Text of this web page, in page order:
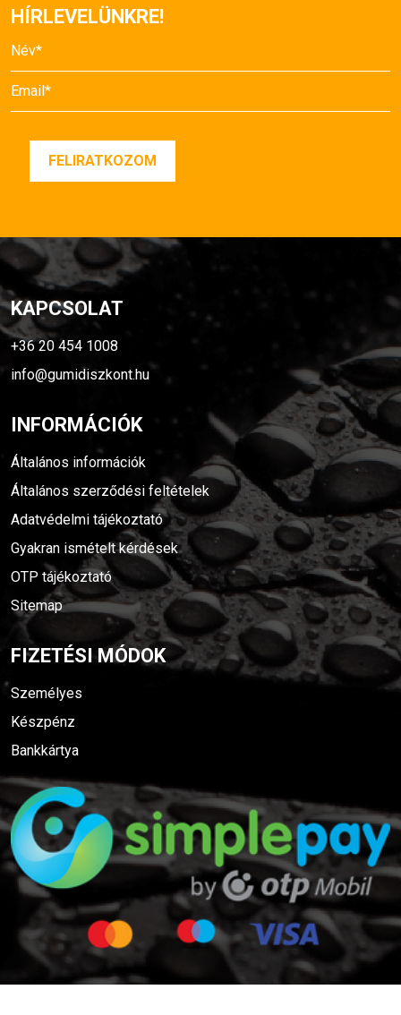
HÍRLEVELÜNKRE!
KAPCSOLAT
+36 20 454 1008
info@gumidiszkont.hu
INFORMÁCIÓK
Általános információk
Általános szerződési feltételek
Adatvédelmi tájékoztató
Gyakran ismételt kérdések
OTP tájékoztató
Sitemap
FIZETÉSI MÓDOK
Személyes
Készpénz
Bankkártya